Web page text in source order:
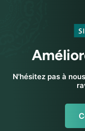
N'hésitez pas à